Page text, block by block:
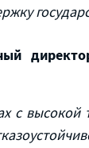
с высокой